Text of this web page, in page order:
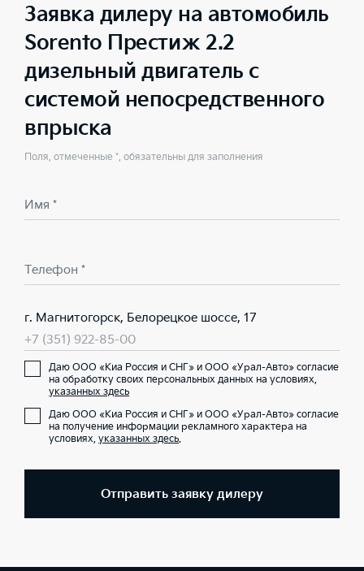
Заявка дилеру на автомобиль
Sorento Престиж 2.2
дизельный двигатель с
системой непосредственного
впрыска
Поля, отмеченные *, обязательны для заполнения
Имя *
Телефон *
г. Магнитогорск, Белорецкое шоссе, 17
+7 (351) 922-85-00
Даю ООО «Киа Россия и СНГ» и ООО «Урал-Авто» согласие
на обработку своих персональных данных на условиях,
указанных здесь
Даю ООО «Киа Россия и СНГ» и ООО «Урал-Авто» согласие
на получение информации рекламного характера на
условиях, указанных здесь.
Отправить заявку дилеру